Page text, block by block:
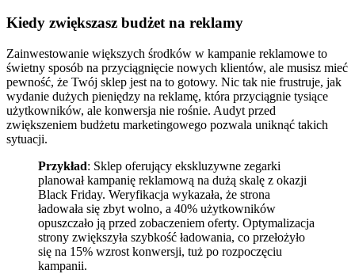
Kiedy zwiększasz budżet na reklamy
Zainwestowanie większych środków w kampanie reklamowe to
świetny sposób na przyciągnięcie nowych klientów, ale musisz mieć
pewność, że Twój sklep jest na to gotowy. Nic tak nie frustruje, jak
wydanie dużych pieniędzy na reklamę, która przyciągnie tysiące
użytkowników, ale konwersja nie rośnie. Audyt przed
zwiększeniem budżetu marketingowego pozwala uniknąć takich
sytuacji.
Przykład: Sklep oferujący ekskluzywne zegarki
planował kampanię reklamową na dużą skalę z okazji
Black Friday. Weryfikacja wykazała, że strona
ładowała się zbyt wolno, a 40% użytkowników
opuszczało ją przed zobaczeniem oferty. Optymalizacja
strony zwiększyła szybkość ładowania, co przełożyło
się na 15% wzrost konwersji, tuż po rozpoczęciu
kampanii.